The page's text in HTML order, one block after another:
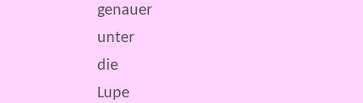
genauer
unter
die
Lupe